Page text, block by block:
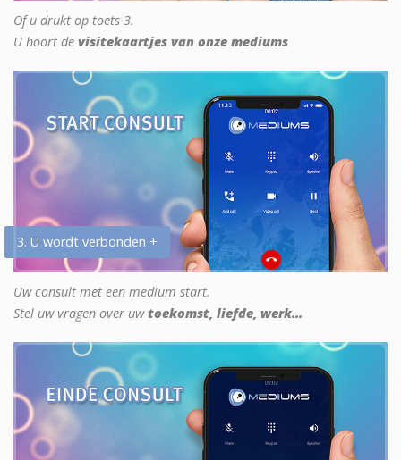
Of u drukt op toets 3.
U hoort de visitekaartjes van onze mediums
3. U wordt verbonden +
Uw consult met een medium start.
Stel uw vragen over uwtoekomst, liefde, werk...